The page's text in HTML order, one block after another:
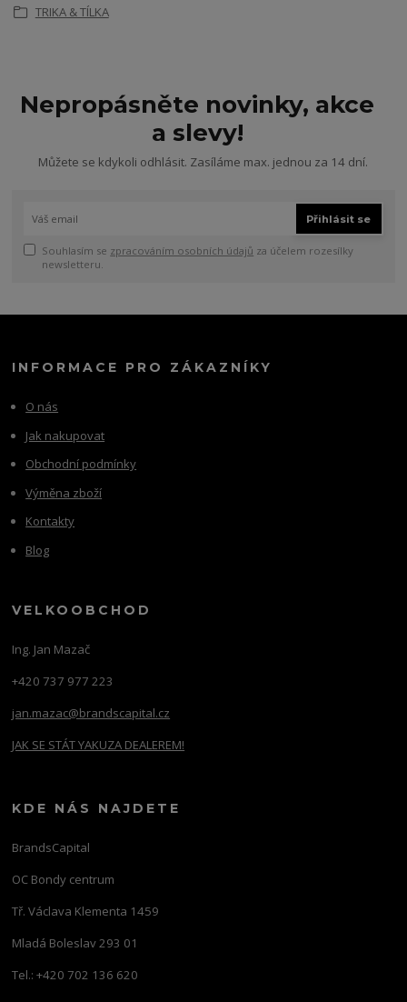
TRIKA & TÍLKA
Nepropásněte novinky, akce
a slevy!
Můžete se kdykoli odhlásit. Zasíláme max. jednou za 14 dní.
Přihlásit se
Souhlasím se zpracováním osobních údajů za účelem rozesílky
newsletteru.
INFORMACE PRO ZÁKAZNÍKY
O nás
Jak nakupovat
Obchodní podmínky
Výměna zboží
Kontakty
Blog
VELKOOBCHOD
Ing. Jan Mazač
+420 737 977 223
jan.mazac@brandscapital.cz
JAK SE STÁT YAKUZA DEALEREM!
KDE NÁS NAJDETE
BrandsCapital
OC Bondy centrum
Tř. Václava Klementa 1459
Mladá Boleslav 293 01
Tel.: +420 702 136 620